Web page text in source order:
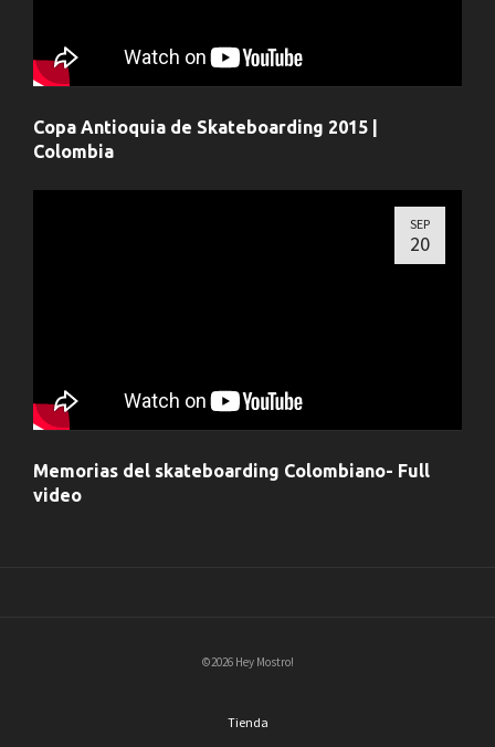
Copa Antioquia de Skateboarding 2015 |
Colombia
SEP
20
Memorias del skateboarding Colombiano- Full
video
©2026 Hey Mostro!
Tienda